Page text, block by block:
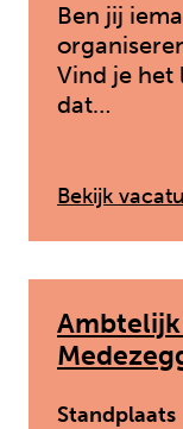
Ben jij
Vind je het
dat…
Bekijk
Standplaats